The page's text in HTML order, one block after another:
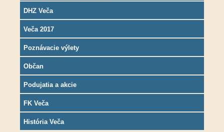
DHZ Veča
Veča 2017
Poznávacie výlety
Občan
Podujatia a akcie
FK Veča
História Veča